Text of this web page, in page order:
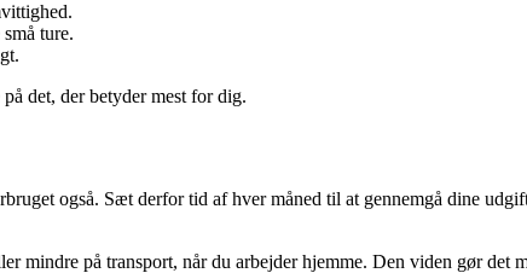
ture.
det, der betyder mest for dig.
også. Sæt derfor tid af hver måned til at gennemgå dine
mindre på transport, når du arbejder hjemme. Den viden gør det